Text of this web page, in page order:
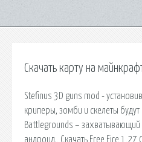
Скачать карту на
Stefinus 3D guns mod -
криперы, зомби и скелеты
Battlegrounds – захватывающий
андроид,. Скачать Free Fire